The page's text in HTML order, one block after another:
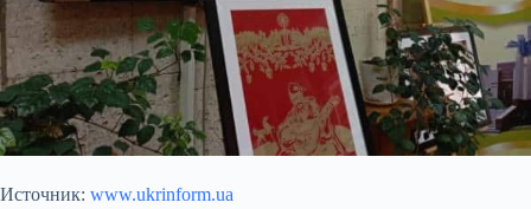
Источник: www.ukrinform.ua